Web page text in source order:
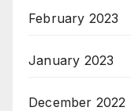
February 2023
January 2023
December 2022